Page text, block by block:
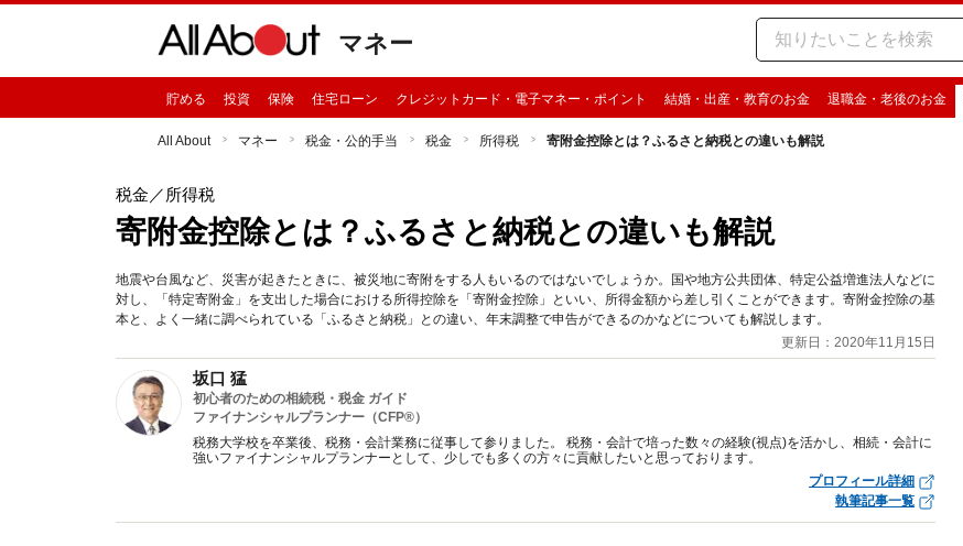
マネー
貯める 投資 保険 住宅ローン クレジットカード・電子マネー・ポイント 結婚・出産・教育のお金 退職金・老後のお金
All About マネー 税金・公的手当 税金 所得税 寄附金控除とは？ふるさと納税との違いも解説
税金 ／所得税
寄附金控除とは？ふるさと納税との違いも解説
地震や台風など、災害が起きたときに、被災地に寄附をする人もいるのではないでしょうか。国や地方公共団体、特定公益増進法人などに
対し、「特定寄附金」を支出した場合における所得控除を「寄附金控除」といい、所得金額から差し引くことができます。寄附金控除の基
本と、よく一緒に調べられている「ふるさと納税」との違い、年末調整で申告ができるのかなどについても解説します。
更新日：2020年11月15日
坂口 猛
初心者のための相続税・税金 ガイド
ファイナンシャルプランナー（CFP®）
税務大学校を卒業後、税務・会計業務に従事して参りました。 税務・会計で培った数々の経験(視点)を活かし、相続・会計に
強いファイナンシャルプランナーとして、少しでも多くの方々に貢献したいと思っております。
プロフィール詳細
執筆記事一覧